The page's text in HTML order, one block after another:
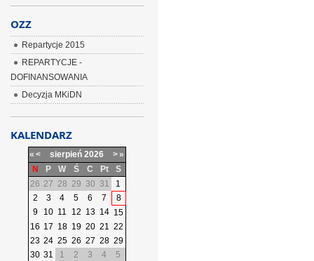
OZZ
Repartycje 2015
REPARTYCJE -
DOFINANSOWANIA
Decyzja MKiDN
KALENDARZ
« < sierpień 2026 >»
N
P W Ś C Pt
S
26 27 28 29 30 31
1
2
3 4 5 6 7
8
9
10 11 12 13 14 15
16 17 18 19 20 21 22
23 24 25 26 27 28 29
30 31 1 2 3 4 5